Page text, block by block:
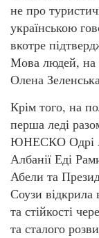
не про
українською
вкотре
Мова людей, на
Олена
Крім того, на
перша леді
ЮНЕСКО Одрі
Албанії Еді
Абели та
Соузи
та стійкості
та сталого